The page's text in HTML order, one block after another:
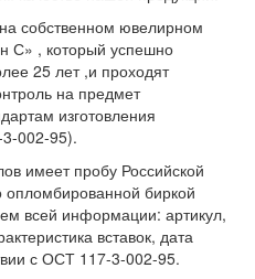
собственном ювелирном
С» , который успешно
25 лет ,и проходят
на предмет
изготовления
002-95).
имеет пробу Российской
биркой
всей информации: артикул,
вставок, дата
с ОСТ 117-3-002-95.